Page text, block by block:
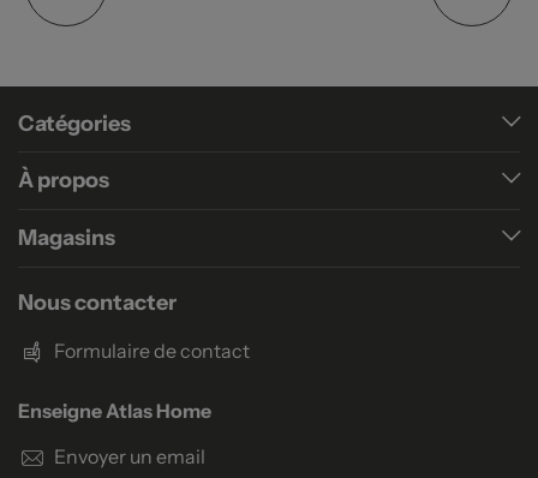
Catégories
À propos
Magasins
Nous contacter
Formulaire de contact
Enseigne Atlas Home
Envoyer un email